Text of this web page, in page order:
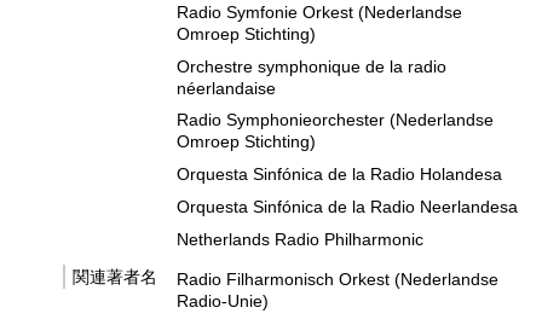
Radio Symfonie Orkest (Nederlandse
Omroep Stichting)
Orchestre symphonique de la radio
néerlandaise
Radio Symphonieorchester (Nederlandse
Omroep Stichting)
Orquesta Sinfónica de la Radio Holandesa
Orquesta Sinfónica de la Radio Neerlandesa
Netherlands Radio Philharmonic
関連著者名
Radio Filharmonisch Orkest (Nederlandse
Radio-Unie)